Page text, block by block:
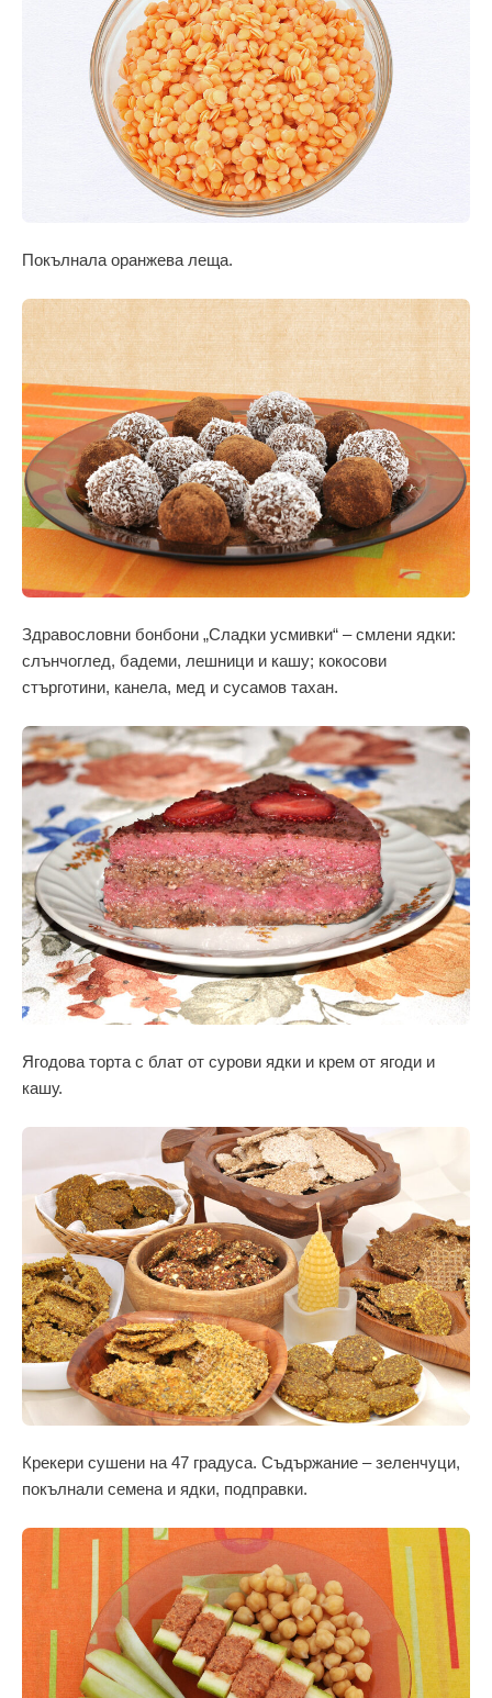
Покълнала оранжева леща.
Здравословни бонбони „Сладки усмивки“ – смлени ядки:
слънчоглед, бадеми, лешници и кашу; кокосови
стърготини, канела, мед и сусамов тахан.
Ягодова торта с блат от сурови ядки и крем от ягоди и
кашу.
Крекери сушени на 47 градуса. Съдържание – зеленчуци,
покълнали семена и ядки, подправки.